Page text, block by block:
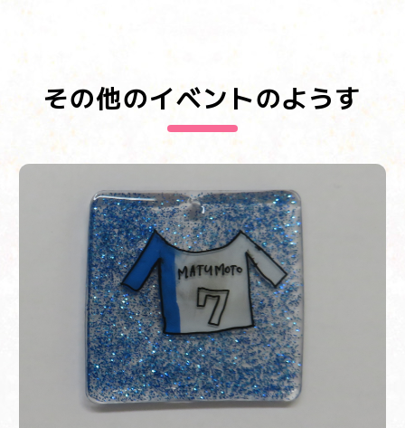
その他のイベントのようす